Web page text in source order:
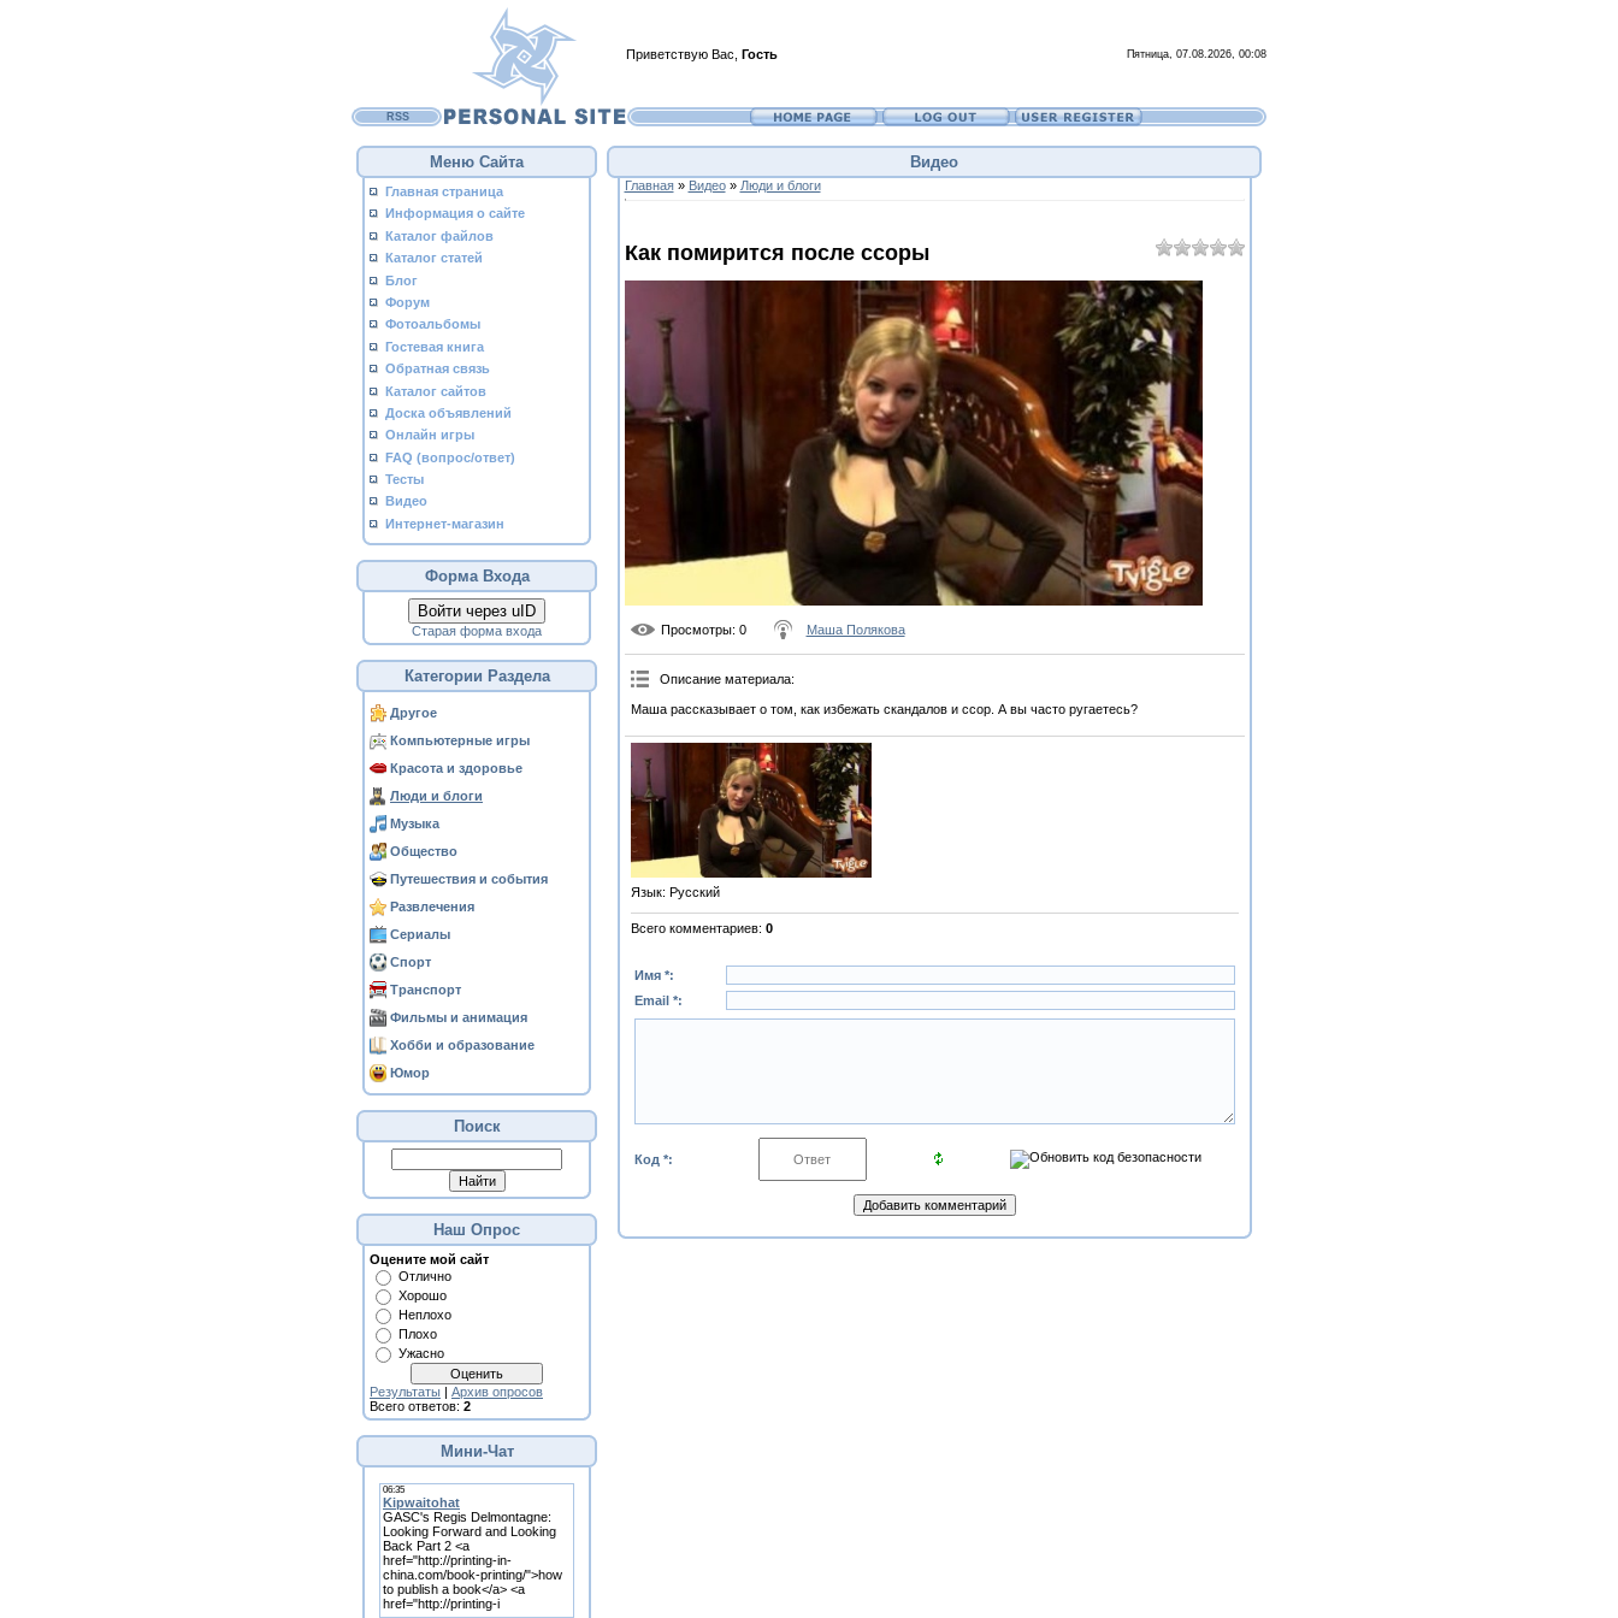
Приветствую Вас Гость Пятница, 07.08.2026, 00:08
RSS
Меню Сайта
Главная страница
Информация о сайте
Каталог файлов
Каталог статей
Блог
Форум
Фотоальбомы
Гостевая книга
Обратная связь
Каталог сайтов
Доска объявлений
Онлайн игры
FAQ (вопрос/ответ)
Тесты
Видео
Интернет-магазин
Форма Входа
Войти через uID
Старая форма входа
Категории Раздела
Другое
Компьютерные игры
Красота и здоровье
Люди и блоги
Музыка
Общество
Путешествия и события
Развлечения
Сериалы
Спорт
Транспорт
Фильмы и анимация
Хобби и образование
Юмор
Поиск
Наш Опрос
Оцените мой сайт
Отлично
Хорошо
Неплохо
Плохо
Ужасно
Результаты | Архив опросов
Всего ответов: 2
Мини-Чат
Видео
Главная» Видео» Люди и блоги
Как помирится после ссоры
Просмотры: 0 Маша Полякова
Описание материала:
Маша рассказывает о том, как избежать скандалов и ссор. А вы часто ругаетесь?
Язык: Русский
Всего комментариев: 0
Имя *:
Email *:
Код *: